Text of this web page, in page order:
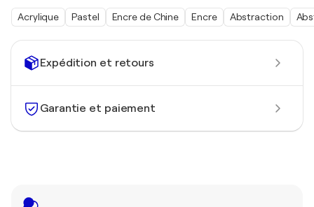
Expédition et retours
Garantie et paiement
Acrylique Pastel Encre de Chine Encre Abstraction